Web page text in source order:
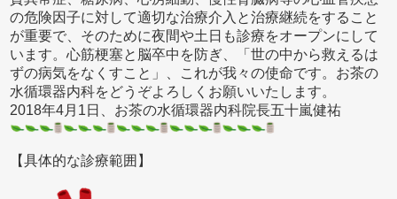
の危険因子に対して適切な治療介入と治療継続をすること
が重要で、そのために夜間や土日も診療をオープンにして
います。心筋梗塞と脳卒中を防ぎ、「世の中から救えるは
ずの病気をなくすこと」、これが我々の使命です。お茶の
水循環器内科をどうぞよろしくお願いいたします。
2018年4月1日、お茶の水循環器内科院長五十嵐健祐
【具体的な診療範囲】